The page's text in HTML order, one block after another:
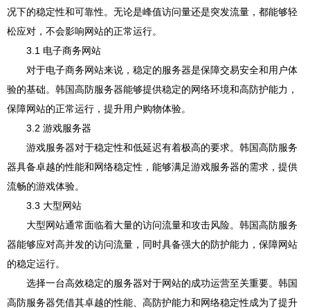
况下的稳定性和可靠性。无论是峰值访问量还是突发流量，都能够轻
松应对，不会影响网站的正常运行。
3.1 电子商务网站
对于电子商务网站来说，稳定的服务器是保障交易安全和用户体
验的基础。韩国高防服务器能够提供稳定的网络环境和高防护能力，
保障网站的正常运行，提升用户购物体验。
3.2 游戏服务器
游戏服务器对于稳定性和低延迟有着极高的要求。韩国高防服务
器具备卓越的性能和网络稳定性，能够满足游戏服务器的需求，提供
流畅的游戏体验。
3.3 大型网站
大型网站通常面临着大量的访问流量和攻击风险。韩国高防服务
器能够应对高并发的访问流量，同时具备强大的防护能力，保障网站
的稳定运行。
选择一台高效稳定的服务器对于网站的成功运营至关重要。韩国
高防服务器凭借其卓越的性能、高防护能力和网络稳定性成为了提升